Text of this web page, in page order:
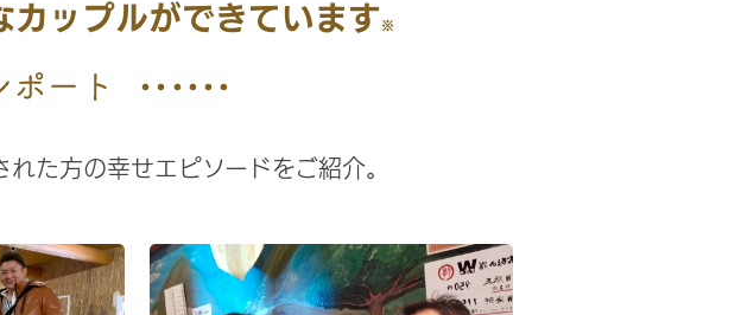
ップルができています※
た方の幸せエピソードをご紹介。